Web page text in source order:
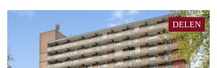
DELEN